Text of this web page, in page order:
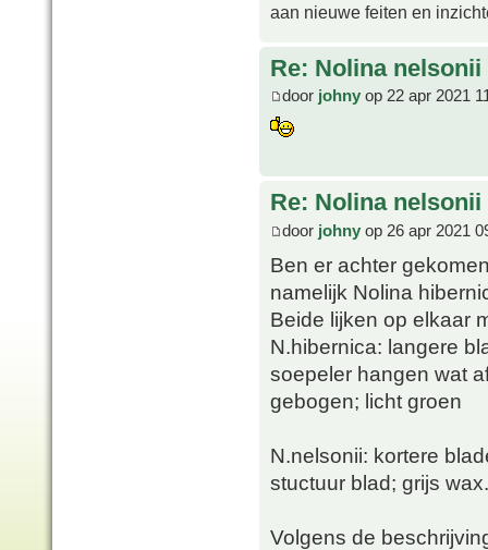
aan nieuwe feiten en
Re: Nolina nelsonii
door johny op 22 apr 2021
Re: Nolina nelsonii
door johny op 26 apr 2021
Ben er achter
namelijk Nolina
Beide lijken op elkaar
N.hibernica: langere
soepeler hangen wat
gebogen; licht groen
N.nelsonii: kortere
stuctuur blad; grijs wax.
Volgens de